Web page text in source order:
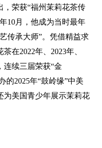
，荣获“福州茉莉花茶传
10月，他成为当时最年
传承大师”。凭借精益求
在2022年、2023年、
连续三届荣获“金
的2025年“鼓岭缘”中美
为美国青少年展示茉莉花